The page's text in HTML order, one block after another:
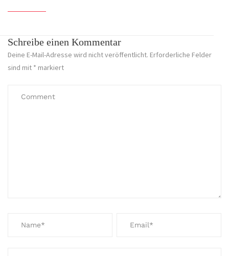
Schreibe einen Kommentar
Deine E-Mail-Adresse wird nicht veröffentlicht. Erforderliche Felder
sind mit * markiert